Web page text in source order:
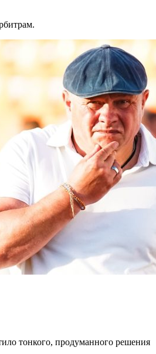
тонкого, продуманного решения